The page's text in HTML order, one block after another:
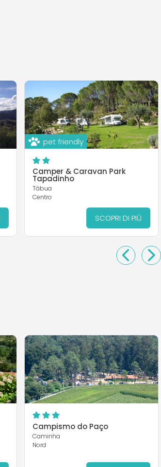
pet friendly
Camper & Caravan Park
Tapadinho
Tábua
Centro
SCOPRI DI PIÙ
Campismo do Paço
Caminha
Nord